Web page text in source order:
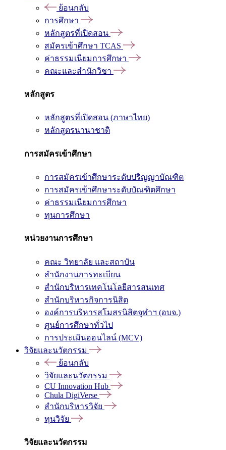
ย้อนกลับ
การศึกษา
หลักสูตรที่เปิดสอน
สมัครเข้าศึกษา TCAS
ค่าธรรมเนียมการศึกษา
คณะและสำนักวิชา
หลักสูตร
หลักสูตรที่เปิดสอน (ภาษาไทย)
หลักสูตรนานาชาติ
การสมัครเข้าศึกษา
การสมัครเข้าศึกษาระดับปริญญาบัณฑิต
การสมัครเข้าศึกษาระดับบัณฑิตศึกษา
ค่าธรรมเนียมการศึกษา
ทุนการศึกษา
หน่วยงานการศึกษา
คณะ วิทยาลัย และสถาบัน
สำนักงานการทะเบียน
สำนักบริหารเทคโนโลยีสารสนเทศ
สำนักบริหารกิจการนิสิต
องค์การบริหารสโมสรนิสิตจุฬาฯ (อบจ.)
ศูนย์การศึกษาทั่วไป
การประเมินออนไลน์ (MCV)
วิจัยและนวัตกรรม
ย้อนกลับ
วิจัยและนวัตกรรม
CU Innovation Hub
Chula DigiVerse
สำนักบริหารวิจัย
ทุนวิจัย
วิจัยและนวัตกรรม